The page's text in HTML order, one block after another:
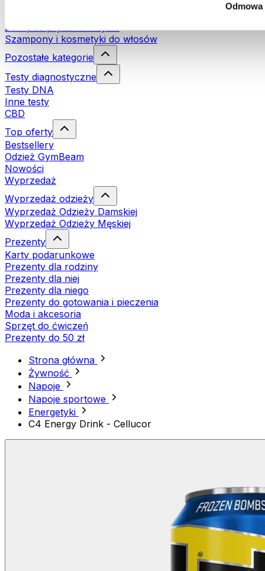
Odmowa
Żele pod prysznic i mydła
Szampony i kosmetyki do włosów
Pozostałe kategorie
Testy diagnostyczne
Testy DNA
Inne testy
CBD
Top oferty
Bestsellery
Odzież GymBeam
Nowości
Wyprzedaż
Wyprzedaż odzieży
Wyprzedaż Odzieży Damskiej
Wyprzedaż Odzieży Męskiej
Prezenty
Karty podarunkowe
Prezenty dla rodziny
Prezenty dla niej
Prezenty dla niego
Prezenty do gotowania i pieczenia
Moda i akcesoria
Sprzęt do ćwiczeń
Prezenty do 50 zł
Strona główna
Żywność
Napoje
Napoje sportowe
Energetyki
C4 Energy Drink - Cellucor